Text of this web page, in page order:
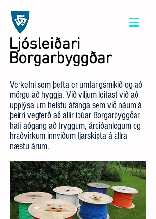
Ljósleiðari
Borgarbyggðar
Verkefni sem þetta er umfangsmikið og að
mörgu að hyggja. Við viljum leitast við að
upplýsa um helstu áfanga sem við náum á
þeirri vegferð að allir íbúar Borgarbyggðar
hafi aðgang að tryggum, áreiðanlegum og
hraðvirkum innviðum fjarskipta á allra
næstu árum.